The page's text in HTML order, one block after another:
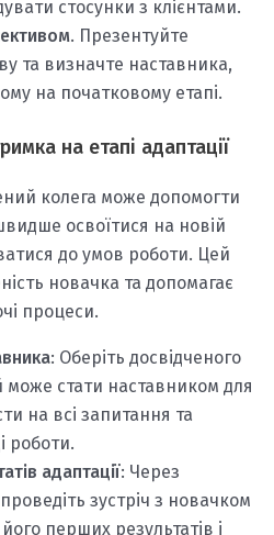
стосунки з клієнтами.
. Презентуйте
та визначте наставника,
на початковому етапі.
на етапі адаптації
колега може допомогти
освоїтися на новій
до умов роботи. Цей
новачка та допомагає
процеси.
: Оберіть досвідченого
може стати наставником для
на всі запитання та
роботи.
адаптації: Через
зустріч з новачком
перших результатів і